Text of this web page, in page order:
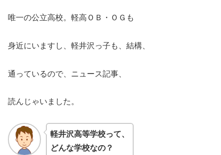
唯一の公立高校。軽高ＯＢ・ＯＧも
身近にいますし、軽井沢っ子も、結構、
通っているので、ニュース記事、
読んじゃいました。
軽井沢高等学校って、
どんな学校なの？